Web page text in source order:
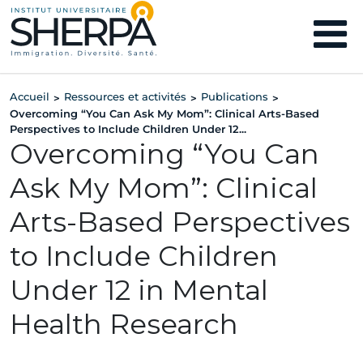
Accueil > Ressources et activités > Publications >
Overcoming “You Can Ask My Mom”: Clinical Arts-Based
Perspectives to Include Children Under 12...
Overcoming “You Can
Ask My Mom”: Clinical
Arts-Based Perspectives
to Include Children
Under 12 in Mental
Health Research